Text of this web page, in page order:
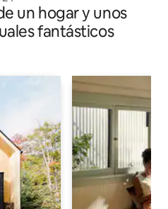
un hogar y unos
fantásticos